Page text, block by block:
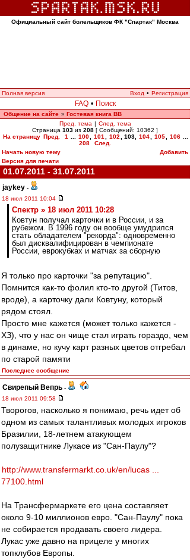
Официальный сайт болельщиков ФК "Спартак" Москва
Полная версия Вход • Регистрация
FAQ • Поиск
Общение на сайте » Гостевая книга ВВ
Пред. тема | След. тема
Страница 103 из 208 [ Сообщений: 10362 ]
На страницу Пред. 1 100 101 102 103, 104 105 106
208
След.
Начать новую тему
Добавить
Версия для печати
01.07.2011 - 31.07.2011
jaykey -
18 июл 2011 10:04
Спектр » 18 июл 2011 10:28
Ковтун получал карточки и в России, и за
рубежом. В 1996 году он вообще умудрился
стать обладателем "рекорда": одновременно
был дисквалифицирован в чемпионате
России, еврокубках и матчах за сборную
Я только про карточки "за репутацию".
Помнится как-то фолил кто-то другой (Титов,
вроде), а карточку дали Ковтуну, который
рядом стоял.
Просто мне кажется (может только кажется -
ХЗ), что у нас он чище стал играть гораздо, чем
в динаме, но кучу карт разных цветов отгребал
по старой памяти
Последнее сообщение
Свирепый Вепрь -
18 июл 2011 09:58
Творогов, насколько я понимаю, речь идет об
одном из самых талантливых молодых игроков
Бразилии, 18-летнем атакующем
полузащитнике Лукасе из "Сан-Паулу"?
http://www.transfermarkt.co.uk/en/lucas ...
77100.html
На Трансфермаркете его цена составляет
около 9-10 миллионов евро. "Сан-Паулу" пока
не собирается продавать своего лидера.
Лукас уже давно на прицеле у многих
топклубов Европы.